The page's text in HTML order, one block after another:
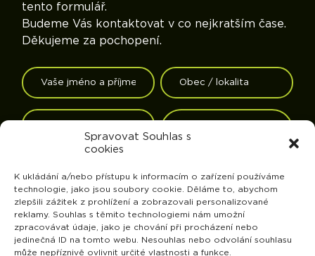
Spravovat Souhlas s
cookies
K ukládání a/nebo přístupu k informacím o zařízení používáme
technologie, jako jsou soubory cookie. Děláme to, abychom
zlepšili zážitek z prohlížení a zobrazovali personalizované
reklamy. Souhlas s těmito technologiemi nám umožní
zpracovávat údaje, jako je chování při procházení nebo
jedinečná ID na tomto webu. Nesouhlas nebo odvolání souhlasu
může nepříznivě ovlivnit určité vlastnosti a funkce.
tento formulář.
Budeme Vás kontaktovat v co nejkratším čase.
Děkujeme za pochopení.